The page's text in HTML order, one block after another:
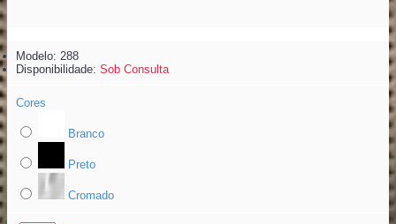
Modelo: 288
Disponibilidade: Sob Consulta
Cores
Branco
Preto
Cromado